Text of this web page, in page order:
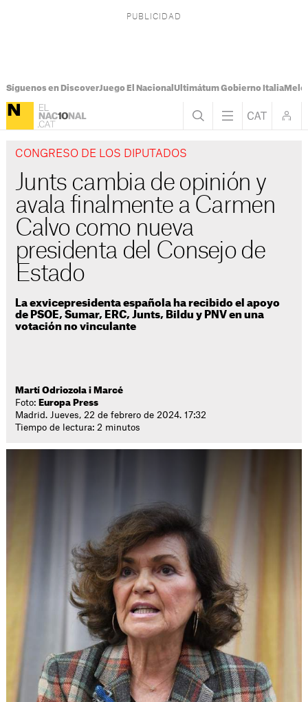
Síguenos en DiscoverJuego El Nacional Ultimátum Gobierno Italia
CONGRESO DE LOS DIPUTADOS
Junts cambia de opinión y
avala finalmente a Carmen
Calvo como nueva
presidenta del Consejo de
Estado
La exvicepresidenta española ha recibido el apoyo
de PSOE, Sumar, ERC, Junts, Bildu y PNV en una
votación no vinculante
Martí Odriozola i Marcé
Foto: Europa Press
Madrid. Jueves, 22 de febrero de 2024. 17:32
Tiempo de lectura: 2 minutos